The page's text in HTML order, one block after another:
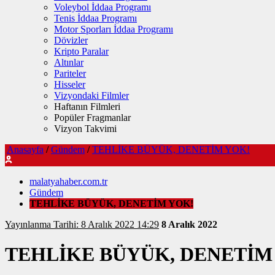
Voleybol İddaa Programı
Tenis İddaa Programı
Motor Sporları İddaa Programı
Dövizler
Kripto Paralar
Altınlar
Pariteler
Hisseler
Vizyondaki Filmler
Haftanın Filmleri
Popüler Fragmanlar
Vizyon Takvimi
Anasayfa / Gündem / TEHLİKE BÜYÜK, DENETİM YOK!
malatyahaber.com.tr
Gündem
TEHLİKE BÜYÜK, DENETİM YOK!
Yayınlanma Tarihi: 8 Aralık 2022 14:29 8 Aralık 2022
TEHLİKE BÜYÜK,